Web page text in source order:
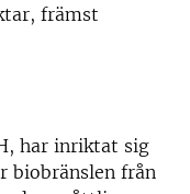
främst
har inriktat sig
biobränslen från